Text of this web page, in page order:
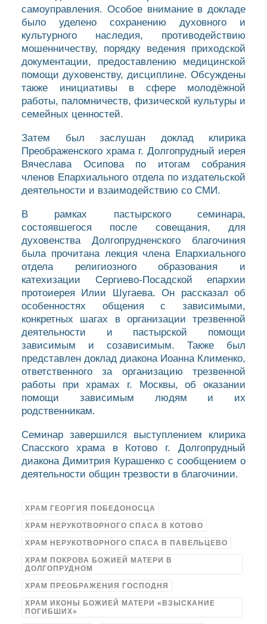
самоуправления. Особое внимание в докладе
было уделено сохранению духовного и
культурного наследия, противодействию
мошенничеству, порядку ведения приходской
документации, предоставлению медицинской
помощи духовенству, дисциплине. Обсуждены
также инициативы в сфере молодёжной
работы, паломничеств, физической культуры и
семейных ценностей.
Затем был заслушан доклад клирика
Преображенского храма г. Долгопрудный иерея
Вячеслава Осипова по итогам собрания
членов Епархиального отдела по издательской
деятельности и взаимодействию со СМИ.
В рамках пастырского семинара,
состоявшегося после совещания, для
духовенства Долгопрудненского благочиния
была прочитана лекция члена Епархиального
отдела религиозного образования и
катехизации Сергиево-Посадской епархии
протоиерея Илии Шугаева. Он рассказал об
особенностях общения с зависимыми,
конкретных шагах в организации трезвенной
деятельности и пастырской помощи
зависимым и созависимым. Также был
представлен доклад диакона Иоанна Клименко,
ответственного за организацию трезвенной
работы при храмах г. Москвы, об оказании
помощи зависимым людям и их
родственникам.
Семинар завершился выступлением клирика
Спасского храма в Котово г. Долгопрудный
диакона Димитрия Курашенко с сообщением о
деятельности общин трезвости в благочинии.
ХРАМ ГЕОРГИЯ ПОБЕДОНОСЦА
ХРАМ НЕРУКОТВОРНОГО СПАСА В КОТОВО
ХРАМ НЕРУКОТВОРНОГО СПАСА В ПАВЕЛЬЦЕВО
ХРАМ ПОКРОВА БОЖИЕЙ МАТЕРИ В
ДОЛГОПРУДНОМ
ХРАМ ПРЕОБРАЖЕНИЯ ГОСПОДНЯ
ХРАМ ИКОНЫ БОЖИЕЙ МАТЕРИ «ВЗЫСКАНИЕ
ПОГИБШИХ»